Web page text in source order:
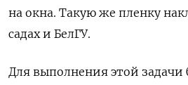
на окна. Такую же пленку
садах и БелГУ.
Для выполнения этой